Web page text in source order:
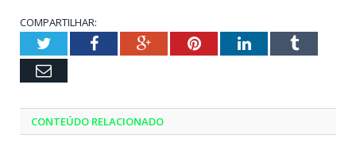
COMPARTILHAR:
TwitterFacebookGoogle+PinterestLinkedInTumblr
Email
CONTEÚDO RELACIONADO